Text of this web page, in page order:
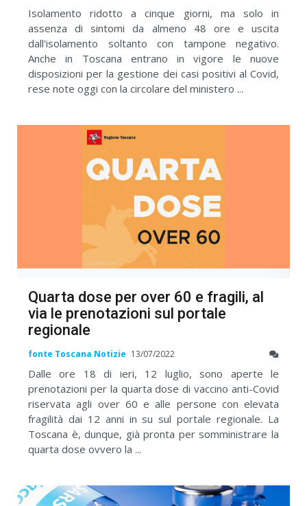
Isolamento ridotto a cinque giorni, ma solo in
assenza di sintomi da almeno 48 ore e uscita
dall'isolamento soltanto con tampone negativo.
Anche in Toscana entrano in vigore le nuove
disposizioni per la gestione dei casi positivi al Covid,
rese note oggi con la circolare del ministero ...
Quarta dose per over 60 e fragili, al
via le prenotazioni sul portale
regionale
fonte Toscana Notizie 13/07/2022
Dalle ore 18 di ieri, 12 luglio, sono aperte le
prenotazioni per la quarta dose di vaccino anti-Covid
riservata agli over 60 e alle persone con elevata
fragilità dai 12 anni in su sul portale regionale. La
Toscana è, dunque, già pronta per somministrare la
quarta dose ovvero la ...